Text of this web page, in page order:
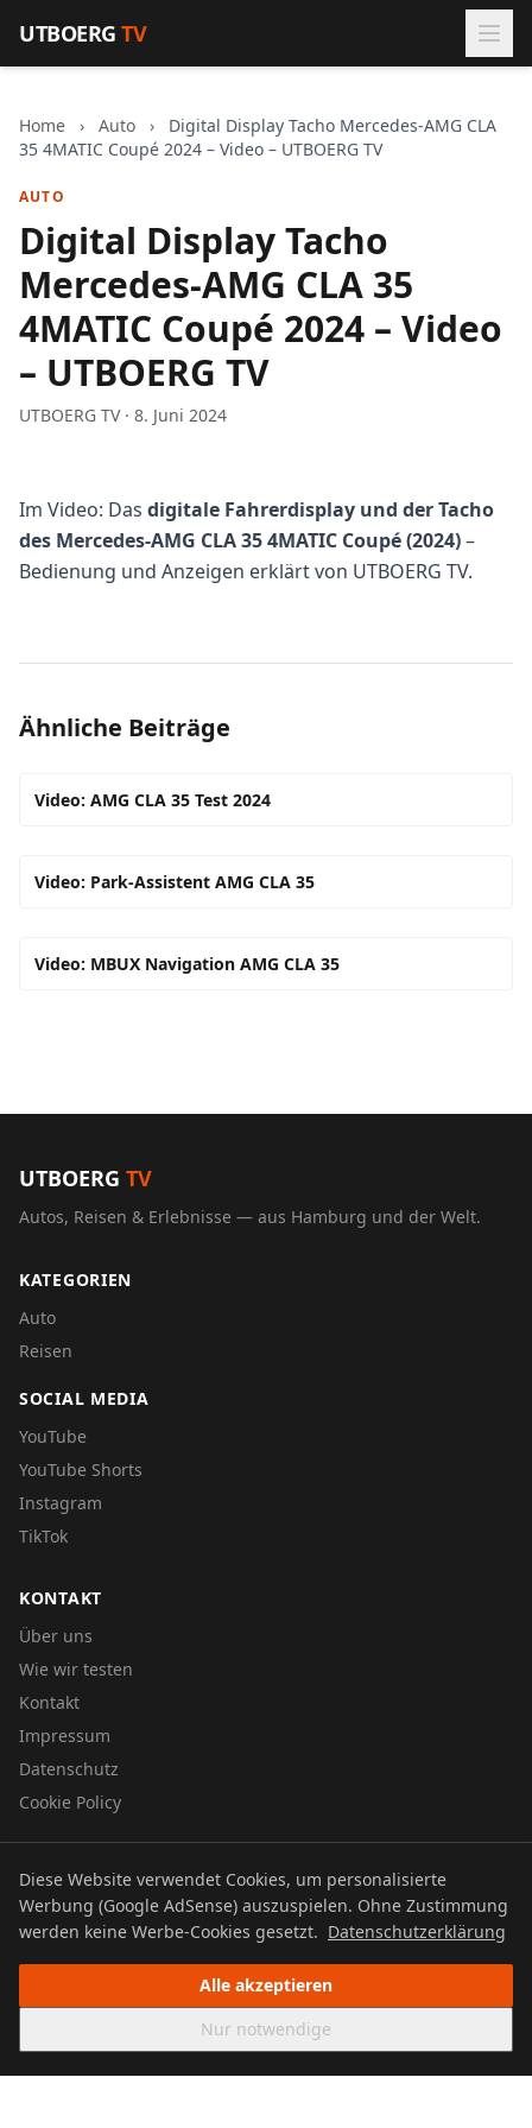
UTBOERGTV
Home › Auto ›
Digital Display Tacho Mercedes-AMG CLA
35 4MATIC Coupé 2024 – Video – UTBOERG TV
AUTO
Digital Display Tacho
Mercedes-AMG CLA 35
4MATIC Coupé 2024 – Video
– UTBOERG TV
UTBOERG TV · 8. Juni 2024
Im Video: Das digitale Fahrerdisplay und der Tacho
des Mercedes-AMG CLA 35 4MATIC Coupé (2024)–
Bedienung und Anzeigen erklärt von UTBOERG TV.
Ähnliche Beiträge
Video: AMG CLA 35 Test 2024
Video: Park-Assistent AMG CLA 35
Video: MBUX Navigation AMG CLA 35
UTBOERG TV
Autos, Reisen & Erlebnisse — aus Hamburg und der Welt.
KATEGORIEN
Auto
Reisen
SOCIAL MEDIA
YouTube
YouTube Shorts
Instagram
TikTok
KONTAKT
Über uns
Wie wir testen
Kontakt
Impressum
Datenschutz
Cookie Policy
© 2026 UTBOERG TV
DatenschutzImpressumCookie Policy
Diese Website verwendet Cookies, um personalisierte
Werbung (Google AdSense) auszuspielen. Ohne Zustimmung
werden keine Werbe-Cookies gesetzt. Datenschutzerklärung
Alle akzeptieren
Nur notwendige